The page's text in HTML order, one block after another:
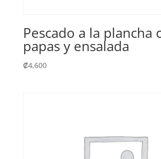
Pescado a la plancha
papas y ensalada
₡4,600